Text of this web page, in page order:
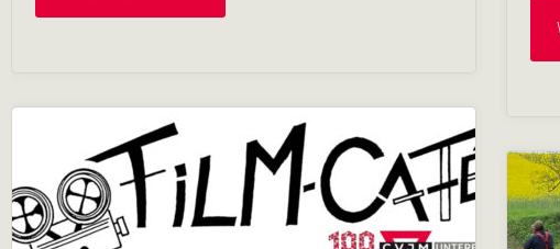
viel
Regen